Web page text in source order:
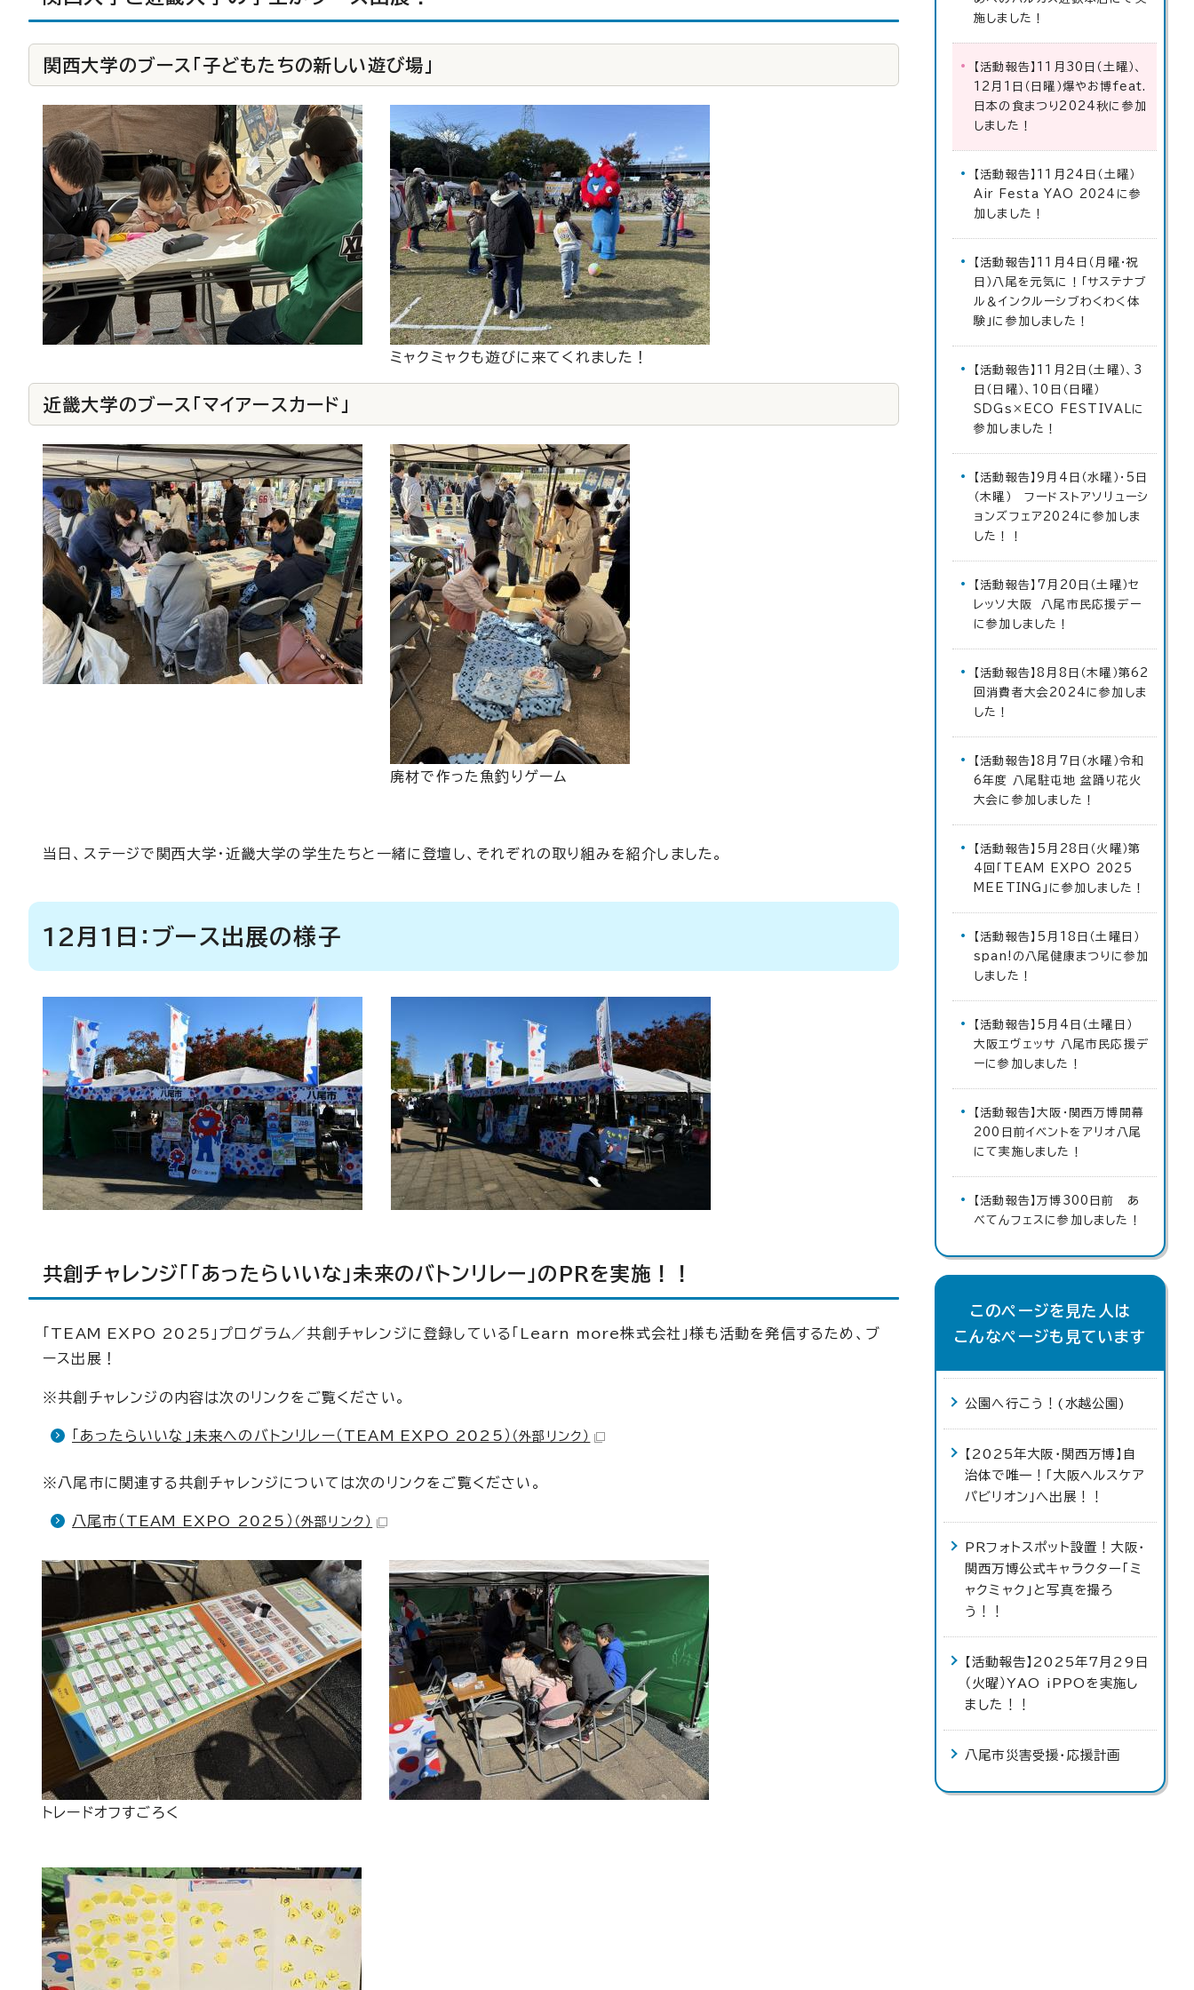
関西大学のブース「子どもたちの新しい遊び場」
ミャクミャクも遊びに来てくれました！
近畿大学のブース「マイアースカード」
廃材で作った魚釣りゲーム
当日、ステージで関西大学・近畿大学の学生たちと一緒に登壇し、それぞれの取り組みを紹介しました。
12月1日：ブース出展の様子
共創チャレンジ「「あったらいいな」未来のバトンリレー」のPRを実施！！
「TEAM EXPO 2025」プログラム／共創チャレンジに登録している「Learn more株式会社」様も活動を発信するため、ブ
ース出展！
※共創チャレンジの内容は次のリンクをご覧ください。
「あったらいいな」未来へのバトンリレー（TEAM EXPO 2025） （外部リンク）
※八尾市に関連する共創チャレンジについては次のリンクをご覧ください。
八尾市（TEAM EXPO 2025） （外部リンク）
トレードオフすごろく
施しました！
【活動報告】11月30日（土曜）、
12月1日（日曜）爆やお博feat.
日本の食まつり2024秋に参加
しました！
【活動報告】11月24日（土曜）
Air Festa YAO 2024に参
加しました！
【活動報告】11月4日（月曜・祝
日）八尾を元気に！「サステナブ
ル＆インクルーシブわくわく体
験」に参加しました！
【活動報告】11月2日（土曜）、3
日（日曜）、10日（日曜）
SDGs×ECO FESTIVALに
参加しました！
【活動報告】9月4日（水曜）・5日
（木曜） フードストアソリューシ
ョンズフェア2024に参加しま
した！！
【活動報告】7月20日（土曜）セ
レッソ大阪 八尾市民応援デー
に参加しました！
【活動報告】8月8日（木曜）第62
回消費者大会2024に参加しま
した！
【活動報告】8月7日（水曜）令和
6年度 八尾駐屯地 盆踊り花火
大会に参加しました！
【活動報告】5月28日（火曜）第
4回「TEAM EXPO 2025
MEETING」に参加しました！
【活動報告】5月18日（土曜日）
span!の八尾健康まつりに参加
しました！
【活動報告】5月4日（土曜日）
大阪エヴェッサ 八尾市民応援デ
ーに参加しました！
【活動報告】大阪・関西万博開幕
200日前イベントをアリオ八尾
にて実施しました！
【活動報告】万博300日前 あ
べてんフェスに参加しました！
このページを見た人は
こんなページも見ています
公園へ行こう！(水越公園)
【2025年大阪・関西万博】自
治体で唯一！「大阪ヘルスケア
パビリオン」へ出展！！
PRフォトスポット設置！大阪・
関西万博公式キャラクター「ミ
ャクミャク」と写真を撮ろ
う！！
【活動報告】2025年7月29日
（火曜）YAO iPPOを実施し
ました！！
八尾市災害受援・応援計画